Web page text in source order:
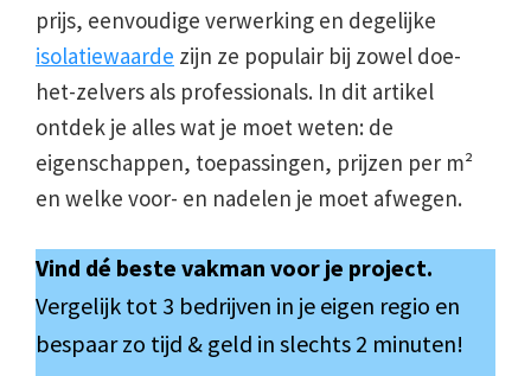
prijs, eenvoudige verwerking en degelijke
isolatiewaarde zijn ze populair bij zowel doe-
het-zelvers als professionals. In dit artikel
ontdek je alles wat je moet weten: de
eigenschappen, toepassingen, prijzen per m²
en welke voor- en nadelen je moet afwegen.
Vind dé beste vakman voor je project.
Vergelijk tot 3 bedrijven in je eigen regio en
bespaar zo tijd & geld in slechts 2 minuten!